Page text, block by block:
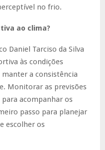
no frio.
ao clima?
Daniel Tarciso da Silva
às condições
a consistência
Monitorar as previsões
acompanhar os
passo para planejar
escolher os